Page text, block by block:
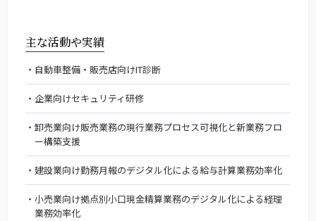
主な活動や実績
自動車整備・販売店向けIT診断
企業向けセキュリティ研修
卸売業向け販売業務の現行業務プロセス可視化と新業務フロ
ー構築支援
建設業向け勤務月報のデジタル化による給与計算業務効率化
小売業向け拠点別小口現金精算業務のデジタル化による経理
業務効率化